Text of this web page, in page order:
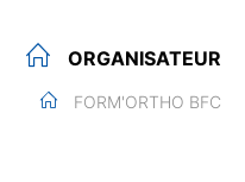
ORGANISATEUR
FORM'ORTHO BFC